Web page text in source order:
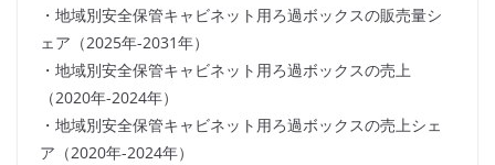
・地域別安全保管キャビネット用ろ過ボックスの販売量シ
ェア（2025年-2031年）
・地域別安全保管キャビネット用ろ過ボックスの売上
（2020年-2024年）
・地域別安全保管キャビネット用ろ過ボックスの売上シェ
ア（2020年-2024年）